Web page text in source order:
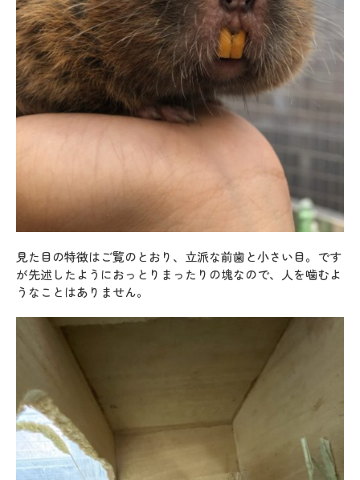
見た目の特徴はご覧のとおり、立派な前歯と小さい目。です
が先述したようにおっとりまったりの塊なので、人を噛むよ
うなことはありません。